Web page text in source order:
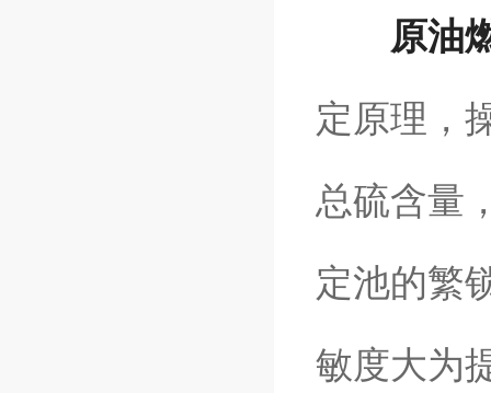
原油
定原理，
总硫含量
定池的繁
敏度大为